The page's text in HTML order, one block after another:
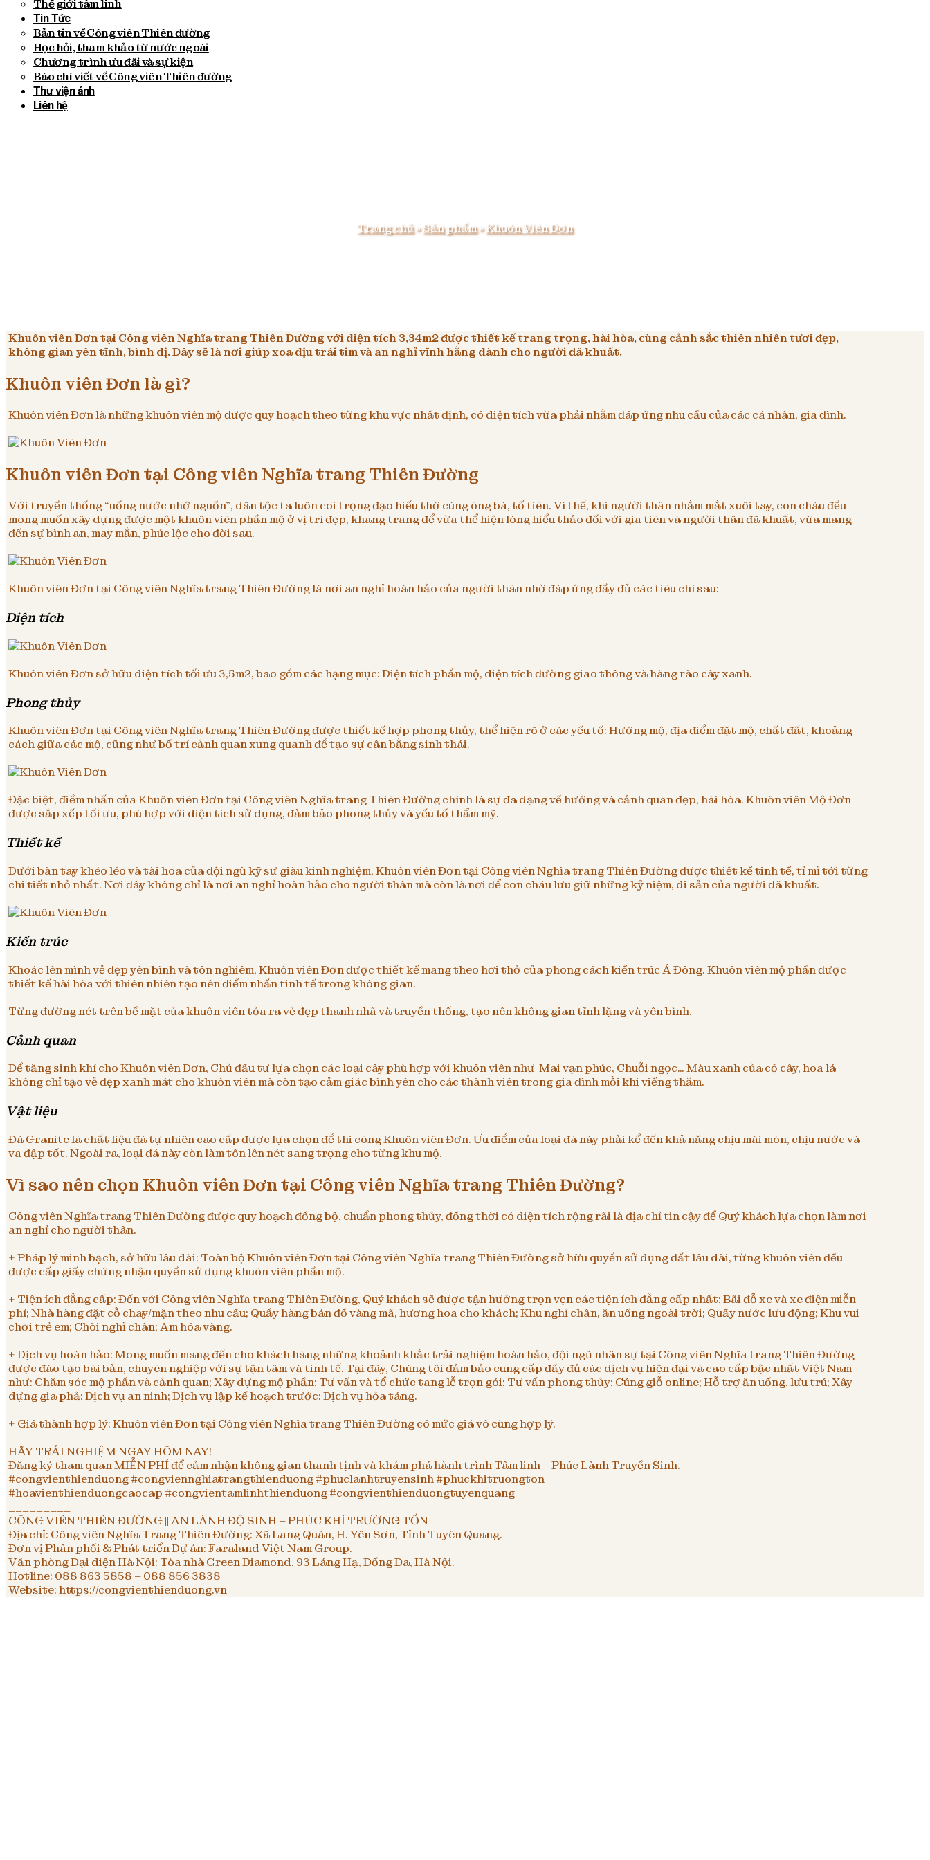
Thế giới tâm linh
Tin Tức
Bản tin về Công viên Thiên đường
Học hỏi, tham khảo từ nước ngoài
Chương trình ưu đãi và sự kiện
Báo chí viết về Công viên Thiên đường
Thư viện ảnh
Liên hệ
Trang chủ»Sản phẩm»Khuôn Viên Đơn
Khuôn viên Đơn tại Công viên Nghĩa trang Thiên Đường với diện tích 3,34m2 được thiết kế trang trọng, hài hòa, cùng cảnh sắc thiên nhiên tươi đẹp,
không gian yên tĩnh, bình dị. Đây sẽ là nơi giúp xoa dịu trái tim và an nghỉ vĩnh hằng dành cho người đã khuất.
Khuôn viên Đơn là gì?
Khuôn viên Đơn là những khuôn viên mộ được quy hoạch theo từng khu vực nhất định, có diện tích vừa phải nhằm đáp ứng nhu cầu của các cá nhân, gia đình.
Khuôn viên Đơn tại Công viên Nghĩa trang Thiên Đường
Với truyền thống “uống nước nhớ nguồn”, dân tộc ta luôn coi trọng đạo hiếu thờ cúng ông bà, tổ tiên. Vì thế, khi người thân nhắm mắt xuôi tay, con cháu đều
mong muốn xây dựng được một khuôn viên phần mộ ở vị trí đẹp, khang trang để vừa thể hiện lòng hiểu thảo đối với gia tiên và người thân đã khuất, vừa mang
đến sự bình an, may mắn, phúc lộc cho đời sau.
Khuôn viên Đơn tại Công viên Nghĩa trang Thiên Đường là nơi an nghỉ hoàn hảo của người thân nhờ đáp ứng đầy đủ các tiêu chí sau:
Diện tích
Khuôn viên Đơn sở hữu diện tích tối ưu 3,5m2, bao gồm các hạng mục: Diện tích phần mộ, diện tích đường giao thông và hàng rào cây xanh.
Phong thủy
Khuôn viên Đơn tại Công viên Nghĩa trang Thiên Đường được thiết kế hợp phong thủy, thể hiện rõ ở các yếu tố: Hướng mộ, địa điểm đặt mộ, chất đất, khoảng
cách giữa các mộ, cũng như bố trí cảnh quan xung quanh để tạo sự cân bằng sinh thái.
Đặc biệt, điểm nhấn của Khuôn viên Đơn tại Công viên Nghĩa trang Thiên Đường chính là sự đa dạng về hướng và cảnh quan đẹp, hài hòa. Khuôn viên Mộ Đơn
được sắp xếp tối ưu, phù hợp với diện tích sử dụng, đảm bảo phong thủy và yếu tố thẩm mỹ.
Thiết kế
Dưới bàn tay khéo léo và tài hoa của đội ngũ kỹ sư giàu kinh nghiệm, Khuôn viên Đơn tại Công viên Nghĩa trang Thiên Đường được thiết kế tinh tế, tỉ mỉ tới từng
chi tiết nhỏ nhất. Nơi đây không chỉ là nơi an nghỉ hoàn hảo cho người thân mà còn là nơi để con cháu lưu giữ những kỷ niệm, di sản của người đã khuất.
Kiến trúc
Khoác lên mình vẻ đẹp yên bình và tôn nghiêm, Khuôn viên Đơn được thiết kế mang theo hơi thở của phong cách kiến trúc Á Đông. Khuôn viên mộ phần được
thiết kế hài hòa với thiên nhiên tạo nên điểm nhấn tinh tế trong không gian.
Từng đường nét trên bề mặt của khuôn viên tỏa ra vẻ đẹp thanh nhã và truyền thống, tạo nên không gian tĩnh lặng và yên bình.
Cảnh quan
Để tăng sinh khí cho Khuôn viên Đơn, Chủ đầu tư lựa chọn các loại cây phù hợp với khuôn viên như Mai vạn phúc, Chuỗi ngọc… Màu xanh của cỏ cây, hoa lá
không chỉ tạo vẻ đẹp xanh mát cho khuôn viên mà còn tạo cảm giác bình yên cho các thành viên trong gia đình mỗi khi viếng thăm.
Vật liệu
Đá Granite là chất liệu đá tự nhiên cao cấp được lựa chọn để thi công Khuôn viên Đơn. Ưu điểm của loại đá này phải kể đến khả năng chịu mài mòn, chịu nước và
va đập tốt. Ngoài ra, loại đá này còn làm tôn lên nét sang trọng cho từng khu mộ.
Vì sao nên chọn Khuôn viên Đơn tại Công viên Nghĩa trang Thiên Đường?
Công viên Nghĩa trang Thiên Đường được quy hoạch đồng bộ, chuẩn phong thủy, đồng thời có diện tích rộng rãi là địa chỉ tin cậy để Quý khách lựa chọn làm nơi
an nghỉ cho người thân.
+ Pháp lý minh bạch, sở hữu lâu dài: Toàn bộ Khuôn viên Đơn tại Công viên Nghĩa trang Thiên Đường sở hữu quyền sử dụng đất lâu dài, từng khuôn viên đều
được cấp giấy chứng nhận quyền sử dụng khuôn viên phần mộ.
+ Tiện ích đẳng cấp: Đến với Công viên Nghĩa trang Thiên Đường, Quý khách sẽ được tận hưởng trọn vẹn các tiện ích đẳng cấp nhất: Bãi đỗ xe và xe điện miễn
phí; Nhà hàng đặt cỗ chay/mặn theo nhu cầu; Quầy hàng bán đồ vàng mã, hương hoa cho khách; Khu nghỉ chân, ăn uống ngoài trời; Quầy nước lưu động; Khu vui
chơi trẻ em; Chòi nghỉ chân; Am hóa vàng.
+ Dịch vụ hoàn hảo: Mong muốn mang đến cho khách hàng những khoảnh khắc trải nghiệm hoàn hảo, đội ngũ nhân sự tại Công viên Nghĩa trang Thiên Đường
được đào tạo bài bản, chuyên nghiệp với sự tận tâm và tinh tế. Tại đây, Chúng tôi đảm bảo cung cấp đầy đủ các dịch vụ hiện đại và cao cấp bậc nhất Việt Nam
như: Chăm sóc mộ phần và cảnh quan; Xây dựng mộ phần; Tư vấn và tổ chức tang lễ trọn gói; Tư vấn phong thủy; Cúng giỗ online; Hỗ trợ ăn uống, lưu trú; Xây
dựng gia phả; Dịch vụ an ninh; Dịch vụ lập kế hoạch trước; Dịch vụ hỏa táng.
+ Giá thành hợp lý: Khuôn viên Đơn tại Công viên Nghĩa trang Thiên Đường có mức giá vô cùng hợp lý.
HÃY TRẢI NGHIỆM NGAY HÔM NAY!
Đăng ký tham quan MIỄN PHÍ để cảm nhận không gian thanh tịnh và khám phá hành trình Tâm linh – Phúc Lành Truyền Sinh.
#congvienthienduong #congviennghiatrangthienduong #phuclanhtruyensinh #phuckhitruongton
#hoavienthienduongcaocap #congvientamlinhthienduong #congvienthienduongtuyenquang
CÔNG VIÊN THIÊN ĐƯỜNG || AN LÀNH ĐỘ SINH – PHÚC KHÍ TRƯỜNG TỒN
Địa chỉ: Công viên Nghĩa Trang Thiên Đường: Xã Lang Quán, H. Yên Sơn, Tỉnh Tuyên Quang.
Đơn vị Phân phối & Phát triển Dự án: Faraland Việt Nam Group.
Văn phòng Đại diện Hà Nội: Tòa nhà Green Diamond, 93 Láng Hạ, Đống Đa, Hà Nội.
Hotline: 088 863 5858 – 088 856 3838
Website: https://congvienthienduong.vn